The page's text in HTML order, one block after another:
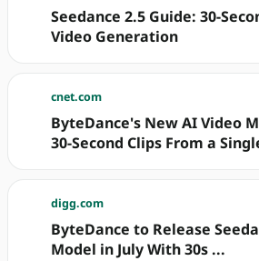
Seedance 2.5 Guide: 30-
Video Generation
cnet.com
ByteDance's New AI Video
30-Second Clips From a
digg.com
ByteDance to Release
Model in July With 30s ...